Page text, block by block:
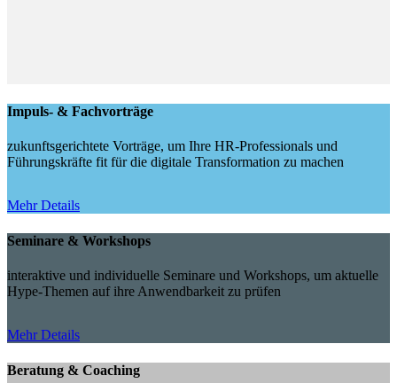
Impuls- & Fachvorträge
zukunftsgerichtete Vorträge, um Ihre HR-Professionals und
Führungskräfte fit für die digitale Transformation zu machen
Mehr Details
Seminare & Workshops
interaktive und individuelle Seminare und Workshops, um aktuelle
Hype-Themen auf ihre Anwendbarkeit zu prüfen
Mehr Details
Beratung & Coaching